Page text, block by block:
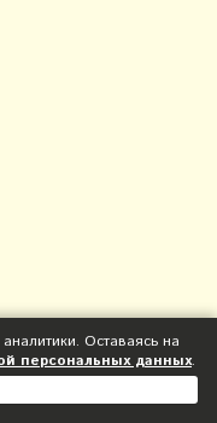
Оставаясь на
персональных данных.